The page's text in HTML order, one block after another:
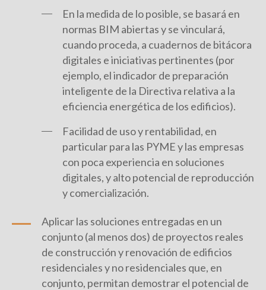
En la medida de lo posible, se basará en
normas BIM abiertas y se vinculará,
cuando proceda, a cuadernos de bitácora
digitales e iniciativas pertinentes (por
ejemplo, el indicador de preparación
inteligente de la Directiva relativa a la
eficiencia energética de los edificios).
Facilidad de uso y rentabilidad, en
particular para las PYME y las empresas
con poca experiencia en soluciones
digitales, y alto potencial de reproducción
y comercialización.
Aplicar las soluciones entregadas en un
conjunto (al menos dos) de proyectos reales
de construcción y renovación de edificios
residenciales y no residenciales que, en
conjunto, permitan demostrar el potencial de